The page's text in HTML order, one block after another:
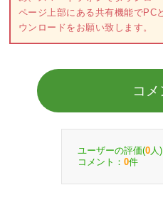
ページ上部にある共有機能でPC
ウンロードをお願い致します。
コメ
ユーザーの評価(0 人)
コメント： 0件